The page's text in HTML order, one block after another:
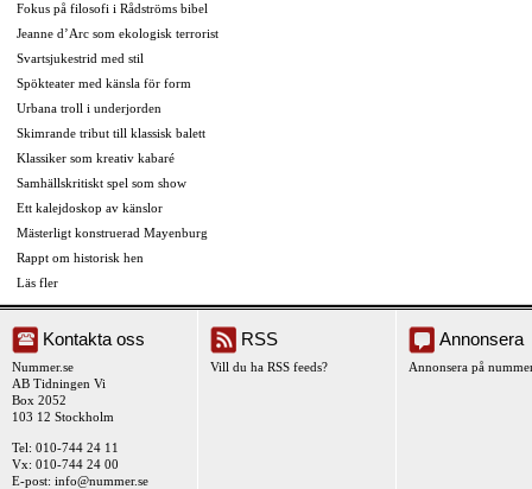
Fokus på filosofi i Rådströms bibel
Jeanne d’Arc som ekologisk terrorist
Svartsjukestrid med stil
Spökteater med känsla för form
Urbana troll i underjorden
Skimrande tribut till klassisk balett
Klassiker som kreativ kabaré
Samhällskritiskt spel som show
Ett kalejdoskop av känslor
Mästerligt konstruerad Mayenburg
Rappt om historisk hen
Läs fler
Kontakta oss
Nummer.se
AB Tidningen Vi
Box 2052
103 12 Stockholm
Tel: 010-744 24 11
Vx: 010-744 24 00
E-post: info@nummer.se
RSS
Vill du ha RSS feeds?
Annonsera
Annonsera på